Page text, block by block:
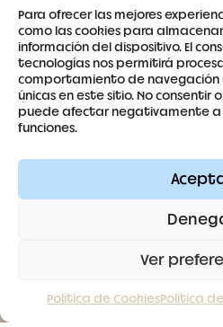
Para ofrecer las mejores
como las cookies para
información del dispositivo. El
tecnologías nos permitirá
comportamiento de navegación
únicas en este sitio. No consentir
puede afectar negativamente a
funciones.
Ver
Política de CookiesPolítica
679 53